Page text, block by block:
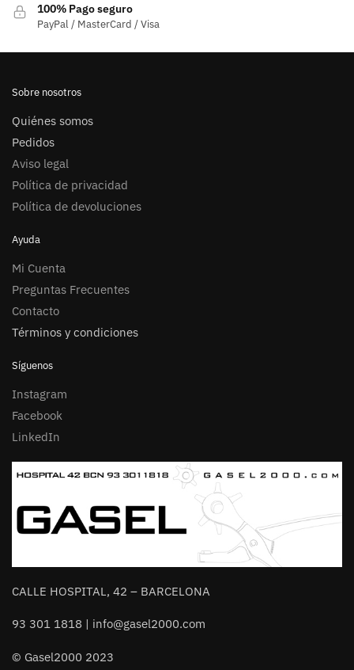
100% Pago seguro
PayPal / MasterCard / Visa
Sobre nosotros
Quiénes somos
Pedidos
Aviso legal
Política de privacidad
Política de devoluciones
Ayuda
Mi Cuenta
Preguntas Frecuentes
Contacto
Términos y condiciones
Síguenos
Instagram
Facebook
LinkedIn
CALLE HOSPITAL, 42 – BARCELONA
93 301 1818 | info@gasel2000.com
© Gasel2000 2023